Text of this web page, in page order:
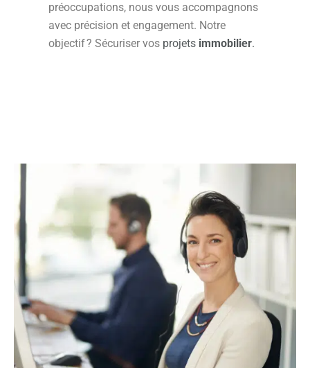
préoccupations, nous vous accompagnons
avec précision et engagement. Notre
objectif ? Sécuriser vos projets immobilier.